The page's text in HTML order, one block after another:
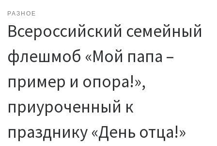
РАЗНОЕ
Всероссийский семейный
флешмоб «Мой папа –
пример и опора!»,
приуроченный к
празднику «День отца!»